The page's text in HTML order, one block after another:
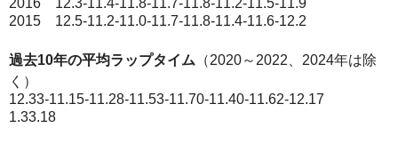
2016 12.3-11.4-11.8-11.7-11.8-11.2-11.5-11.9
2015 12.5-11.2-11.0-11.7-11.8-11.4-11.6-12.2
過去10年の平均ラップタイム （2020～2022、2024年は除
く）
12.33-11.15-11.28-11.53-11.70-11.40-11.62-12.17
1.33.18